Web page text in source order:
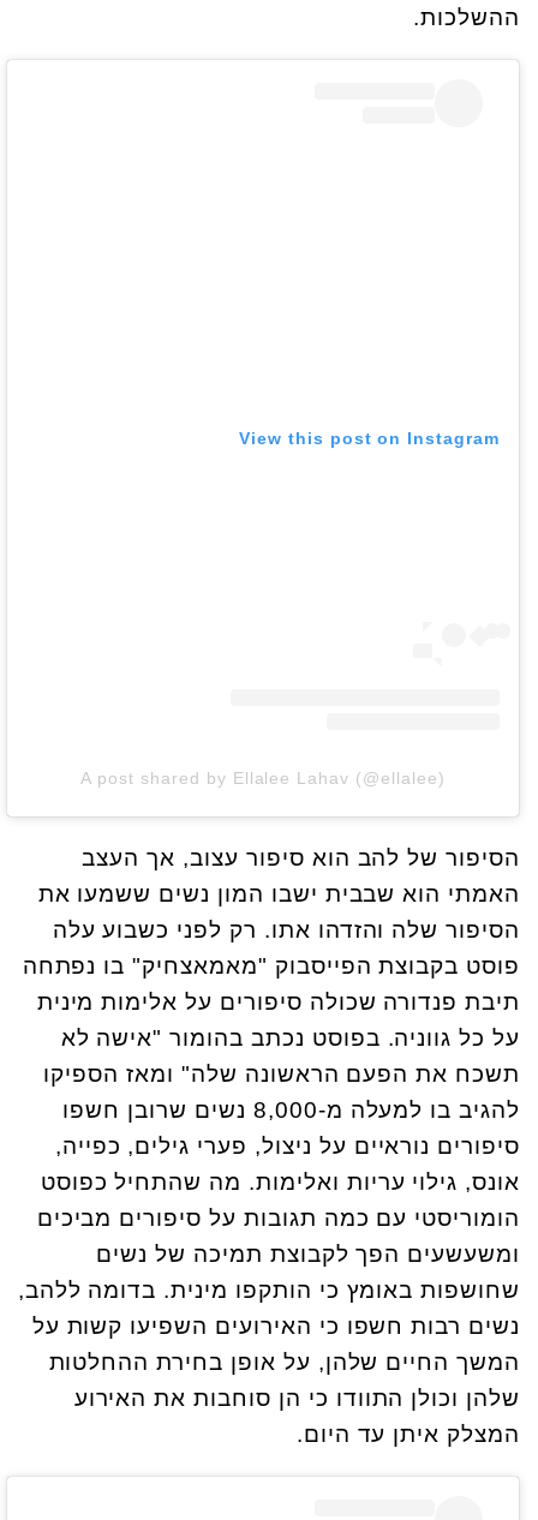
ההשלכות.
View this post on Instagram
A post shared by Ellalee Lahav (@ellalee)
הסיפור של להב הוא סיפור עצוב, אך העצב
האמתי הוא שבבית ישבו המון נשים ששמעו את
הסיפור שלה והזדהו אתו. רק לפני כשבוע עלה
פוסט בקבוצת הפייסבוק "מאמאצחיק" בו נפתחה
תיבת פנדורה שכולה סיפורים על אלימות מינית
על כל גווניה. בפוסט נכתב בהומור "אישה לא
תשכח את הפעם הראשונה שלה" ומאז הספיקו
להגיב בו למעלה מ-8,000 נשים שרובן חשפו
סיפורים נוראיים על ניצול, פערי גילים, כפייה,
אונס, גילוי עריות ואלימות. מה שהתחיל כפוסט
הומוריסטי עם כמה תגובות על סיפורים מביכים
ומשעשעים הפך לקבוצת תמיכה של נשים
שחושפות באומץ כי הותקפו מינית. בדומה ללהב,
נשים רבות חשפו כי האירועים השפיעו קשות על
המשך החיים שלהן, על אופן בחירת ההחלטות
שלהן וכולן התוודו כי הן סוחבות את האירוע
המצלק איתן עד היום.